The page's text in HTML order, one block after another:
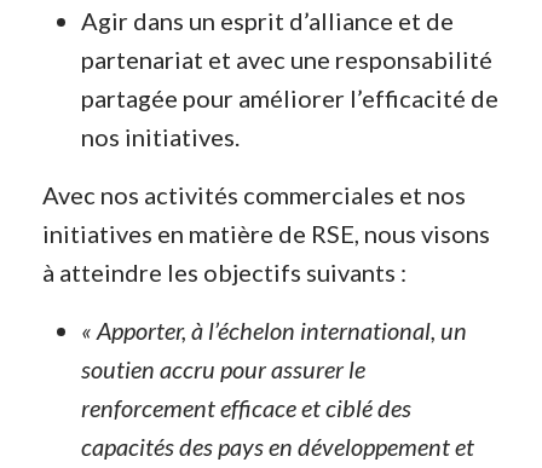
Agir dans un esprit d’alliance et de
partenariat et avec une responsabilité
partagée pour améliorer l’efficacité de
nos initiatives.
Avec nos activités commerciales et nos
initiatives en matière de RSE, nous visons
à atteindre les objectifs suivants :
« Apporter, à l’échelon international, un
soutien accru pour assurer le
renforcement efficace et ciblé des
capacités des pays en développement et